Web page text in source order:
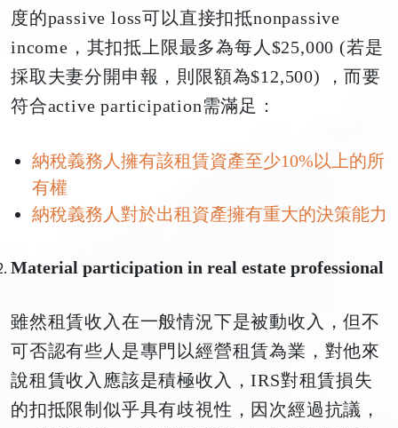
度的passive loss可以直接扣抵nonpassive
income，其扣抵上限最多為每人$25,000 (若是
採取夫妻分開申報，則限額為$12,500) ，而要
符合active participation需滿足：
納稅義務人擁有該租賃資產至少10%以上的所
有權
納稅義務人對於出租資產擁有重大的決策能力
Material participation in real estate professional
雖然租賃收入在一般情況下是被動收入，但不
可否認有些人是專門以經營租賃為業，對他來
說租賃收入應該是積極收入，IRS對租賃損失
的扣抵限制似乎具有歧視性，因次經過抗議，